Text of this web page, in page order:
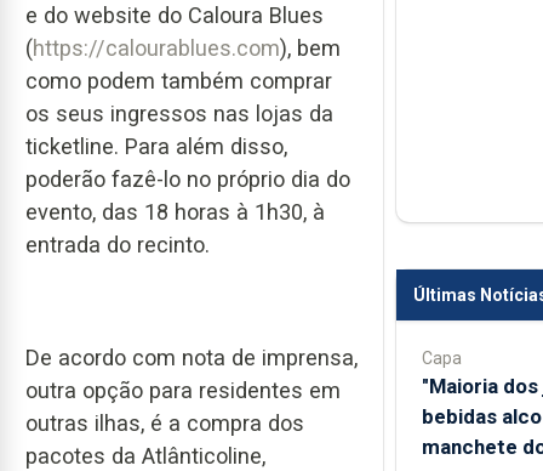
e do website do Caloura Blues
(https://calourablues.com), bem
como podem também comprar
os seus ingressos nas lojas da
ticketline. Para além disso,
poderão fazê-lo no próprio dia do
evento, das 18 horas à 1h30, à
entrada do recinto.
De acordo com nota de imprensa,
outra opção para residentes em
outras ilhas, é a compra dos
pacotes da Atlânticoline,
Últimas
Capa
"Maioria
bebidas
manchete